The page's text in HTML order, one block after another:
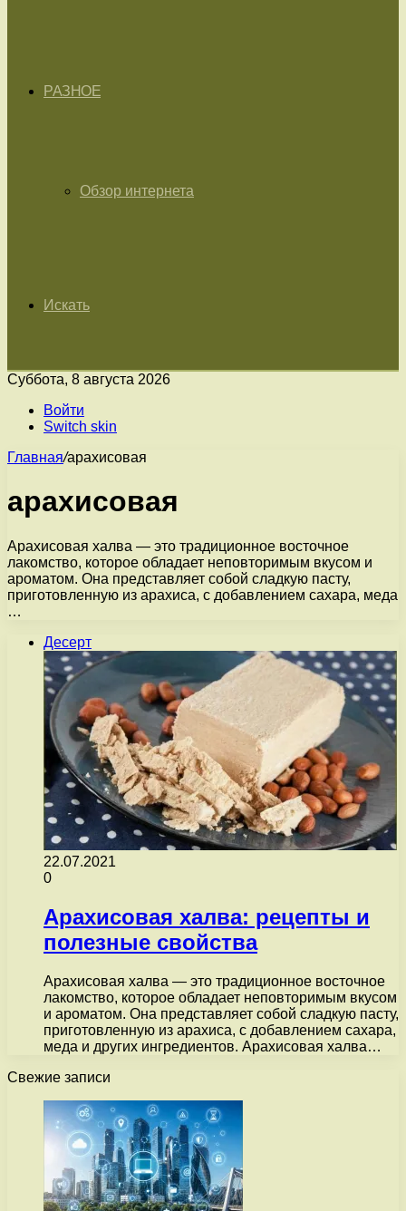
РАЗНОЕ
Обзор интернета
Искать
Суббота, 8 августа 2026
Войти
Switch skin
Главная/арахисовая
арахисовая
Арахисовая халва — это традиционное восточное
лакомство, которое обладает неповторимым вкусом и
ароматом. Она представляет собой сладкую пасту,
приготовленную из арахиса, с добавлением сахара, меда
…
Десерт
22.07.2021
0
Арахисовая халва: рецепты и
полезные свойства
Арахисовая халва — это традиционное восточное
лакомство, которое обладает неповторимым вкусом
и ароматом. Она представляет собой сладкую пасту,
приготовленную из арахиса, с добавлением сахара,
меда и других ингредиентов. Арахисовая халва…
Свежие записи